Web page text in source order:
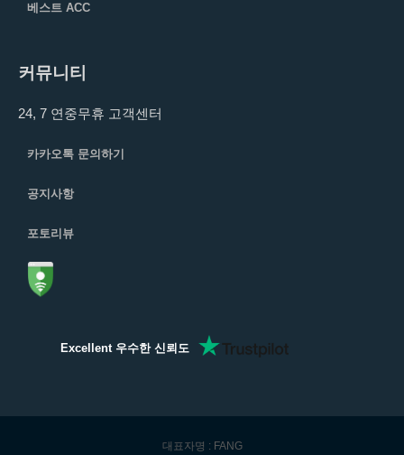
베스트 ACC
커뮤니티
24, 7 연중무휴 고객센터
카카오톡 문의하기
공지사항
포토리뷰
Excellent 우수한 신뢰도
대표자명 : FANG